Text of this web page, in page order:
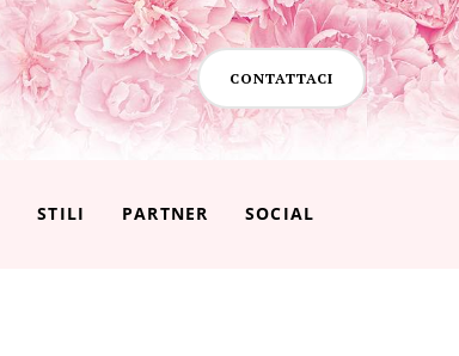
CONTATTACI
STILI PARTNER SOCIAL